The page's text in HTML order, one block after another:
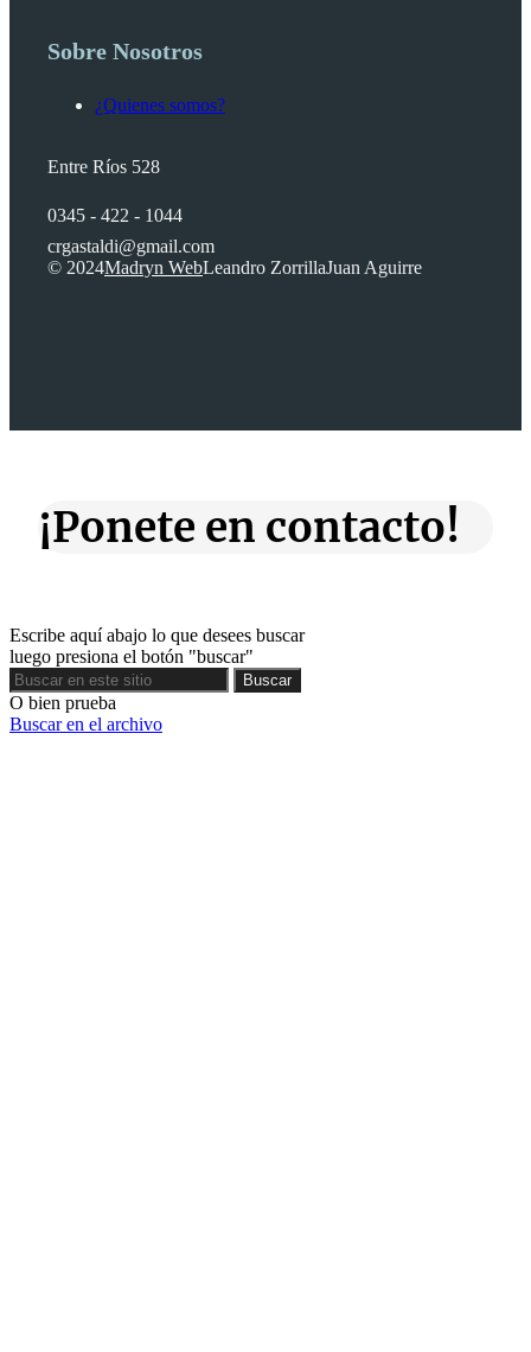
Sobre Nosotros
¿Quienes somos?
Entre Ríos 528
0345 - 422 - 1044
crgastaldi@gmail.com
© 2024Madryn WebLeandro ZorrillaJuan Aguirre
¡Ponete en contacto!
Escribe aquí abajo lo que desees buscar
luego presiona el botón "buscar"
Buscar
Buscar
O bien prueba
Buscar en el archivo